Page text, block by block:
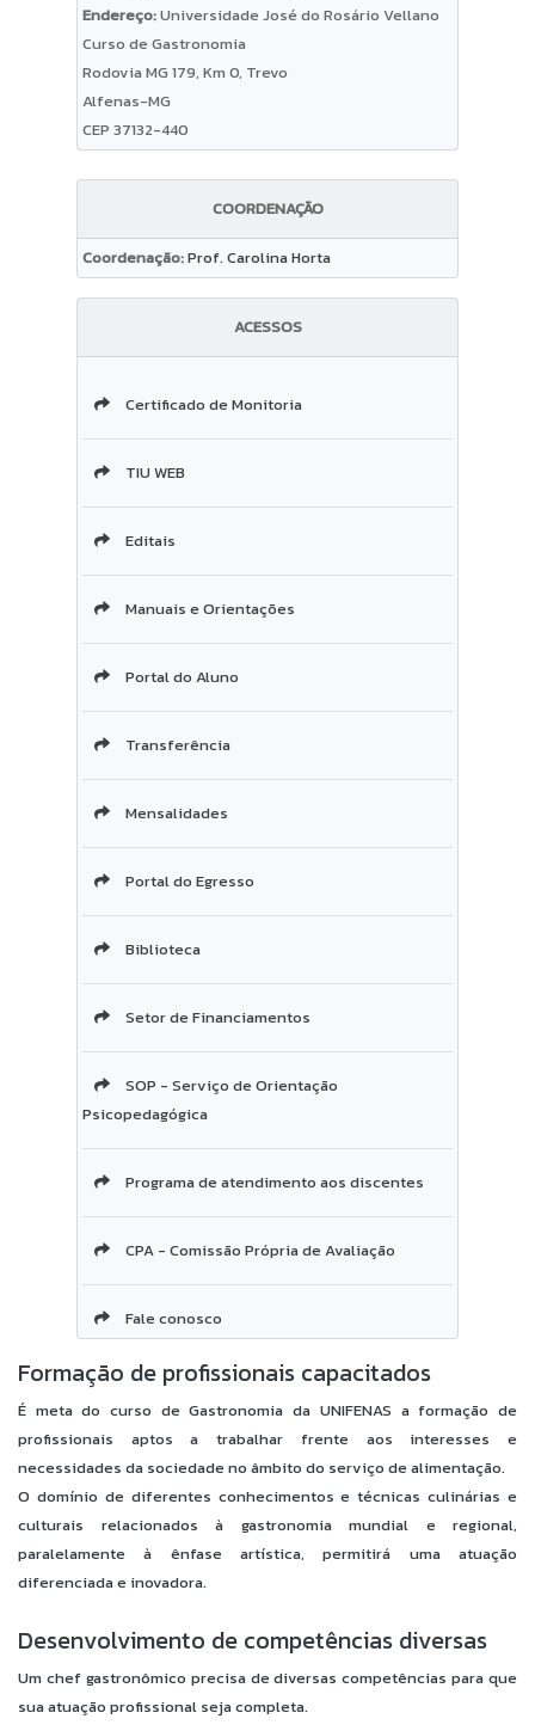
Endereço:Universidade José do Rosário Vellano
Curso de Gastronomia
Rodovia MG 179, Km 0, Trevo
Alfenas-MG
CEP 37132-440
COORDENAÇÃO
Coordenação:Prof. Carolina Horta
ACESSOS
Certificado de Monitoria
TIU WEB
Editais
Manuais e Orientações
Portal do Aluno
Transferência
Mensalidades
Portal do Egresso
Biblioteca
Setor de Financiamentos
SOP - Serviço de Orientação
Psicopedagógica
Programa de atendimento aos discentes
CPA - Comissão Própria de Avaliação
Fale conosco
Formação de profissionais capacitados
É meta do curso de Gastronomia da UNIFENAS a formação de
profissionais aptos a trabalhar frente aos interesses e
necessidades da sociedade no âmbito do serviço de alimentação.
O domínio de diferentes conhecimentos e técnicas culinárias e
culturais relacionados à gastronomia mundial e regional,
paralelamente à ênfase artística, permitirá uma atuação
diferenciada e inovadora.
Desenvolvimento de competências diversas
Um chef gastronômico precisa de diversas competências para que
sua atuação profissional seja completa.